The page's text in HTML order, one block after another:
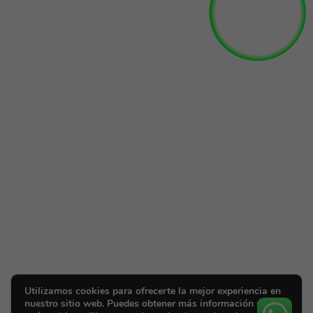
Utilizamos cookies para ofrecerte la mejor experiencia en
nuestro sitio web. Puedes obtener más información sobre